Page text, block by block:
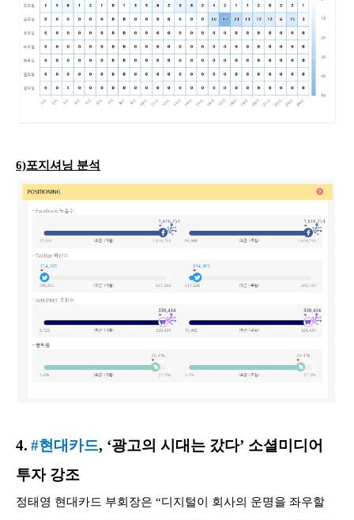
6)포지셔닝 분석
4. #현대카드, ‘광고의 시대는 갔다’ 소셜미디어
투자 강조
정태영 현대카드 부회장은 “디지털이 회사의 운명을 좌우할